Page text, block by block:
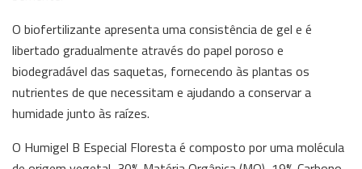
O biofertilizante apresenta uma consistência de gel e é
libertado gradualmente através do papel poroso e
biodegradável das saquetas, fornecendo às plantas os
nutrientes de que necessitam e ajudando a conservar a
humidade junto às raízes.
O Humigel B Especial Floresta é composto por uma molécula